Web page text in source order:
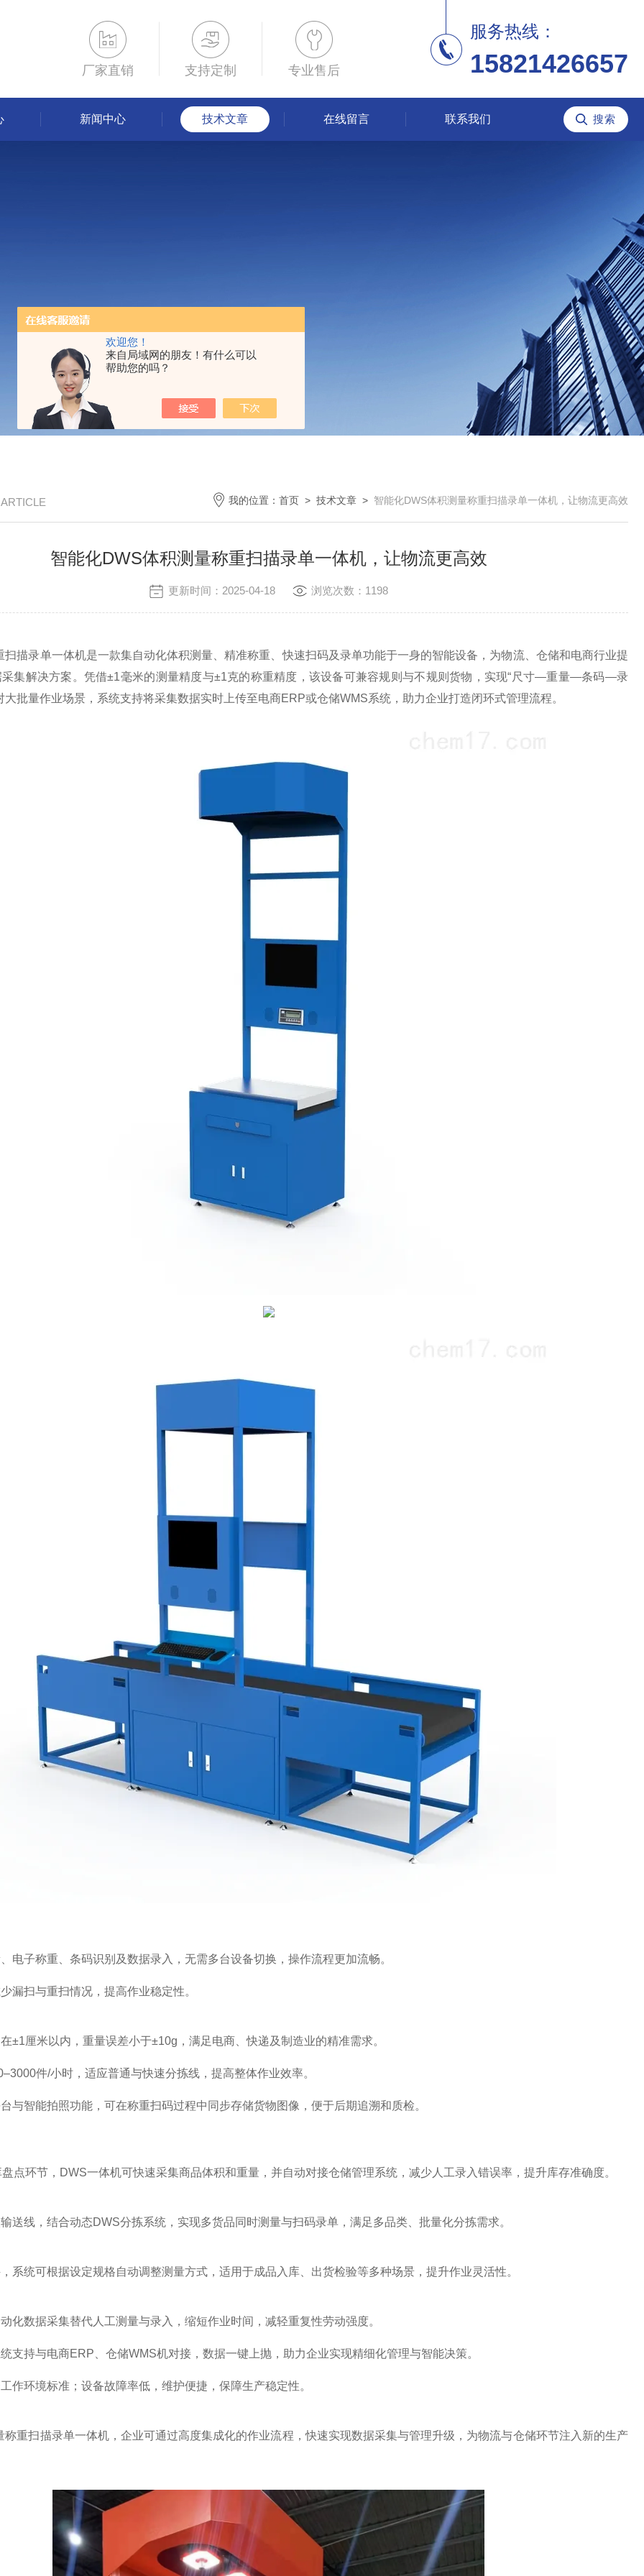
欢迎您！
来自局域网的朋友！有什么可以
帮助您的吗？
厂家直销 支持定制 专业售后
服务热线：
15821426657
新闻中心 技术文章 在线留言 联系我们
我的位置： 首页 > 技术文章 > 智能化DWS体积测量称重扫描录单一体机，让物流更高效
智能化DWS体积测量称重扫描录单一体机，让物流更高效
更新时间：2025-04-18 浏览次数：1198
扫描录单一体机是一款集自动化体积测量、精准称重、快速扫码及录单功能于一身的智能设备，为物流、仓储和电商行业提
集解决方案。凭借±1毫米的测量精度与±1克的称重精度，该设备可兼容规则与不规则货物，实现“尺寸—重量—条码—录
批量作业场景，系统支持将采集数据实时上传至电商ERP或仓储WMS系统，助力企业打造闭环式管理流程。
电子称重、条码识别及数据录入，无需多台设备切换，操作流程更加流畅。
漏扫与重扫情况，提高作业稳定性。
±1厘米以内，重量误差小于±10g，满足电商、快递及制造业的精准需求。
件/小时，适应普通与快速分拣线，提高整体作业效率。
与智能拍照功能，可在称重扫码过程中同步存储货物图像，便于后期追溯和质检。
点环节，DWS一体机可快速采集商品体积和重量，并自动对接仓储管理系统，减少人工录入错误率，提升库存准确度。
送线，结合动态DWS分拣系统，实现多货品同时测量与扫码录单，满足多品类、批量化分拣需求。
系统可根据设定规格自动调整测量方式，适用于成品入库、出货检验等多种场景，提升作业灵活性。
化数据采集替代人工测量与录入，缩短作业时间，减轻重复性劳动强度。
支持与电商ERP、仓储WMS机对接，数据一键上抛，助力企业实现精细化管理与智能决策。
作环境标准；设备故障率低，维护便捷，保障生产稳定性。
称重扫描录单一体机，企业可通过高度集成化的作业流程，快速实现数据采集与管理升级，为物流与仓储环节注入新的生产